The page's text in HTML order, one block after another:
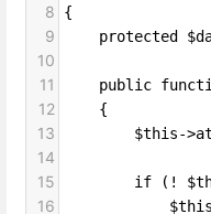
8 {
9
protected
10
11
public
12
    {
13
$this-
14
15
if (!
16